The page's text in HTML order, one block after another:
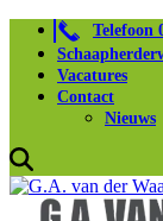
Telefoon
Vacatures
Contact
Nieuws